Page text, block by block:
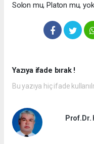
Solon mu, Platon mu,
Yazıya ifade bırak !
Bu yazıya hiç ifade
Prof.Dr.